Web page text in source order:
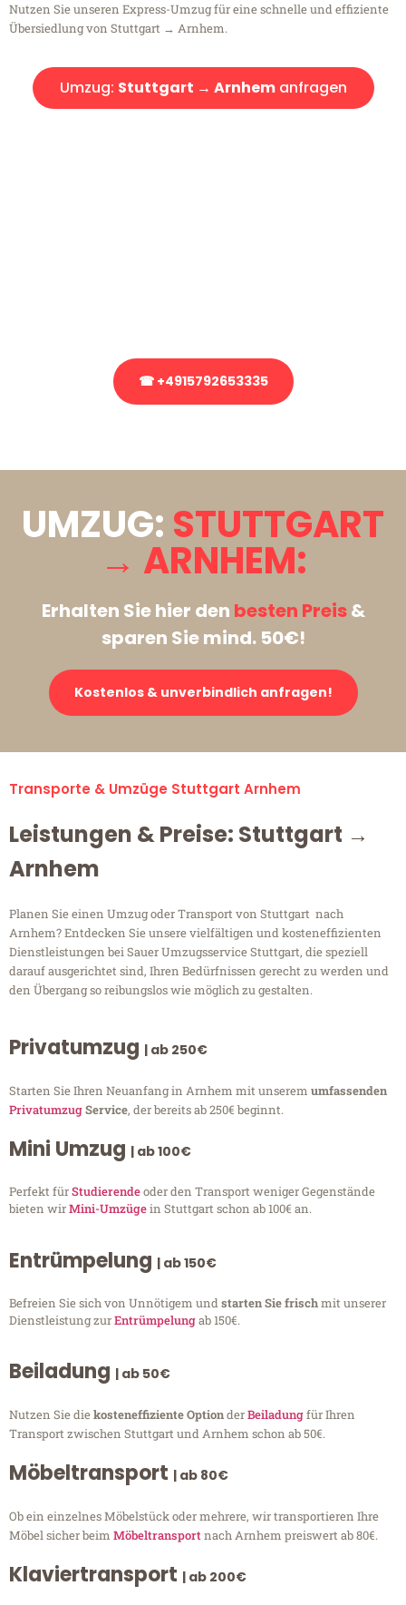
Nutzen Sie unseren Express-Umzug für eine schnelle und effiziente
Übersiedlung von Stuttgart → Arnhem.
Umzug: Stuttgart → Arnhemanfragen
☎ +4915792653335
UMZUG: STUTTGART
→ ARNHEM:
Erhalten Sie hier den besten Preis&
sparen Sie mind. 50€!
Kostenlos & unverbindlich anfragen!
Transporte & Umzüge Stuttgart Arnhem
Leistungen & Preise: Stuttgart →
Arnhem
Planen Sie einen Umzug oder Transport von Stuttgart nach
Arnhem? Entdecken Sie unsere vielfältigen und kosteneffizienten
Dienstleistungen bei Sauer Umzugsservice Stuttgart, die speziell
darauf ausgerichtet sind, Ihren Bedürfnissen gerecht zu werden und
den Übergang so reibungslos wie möglich zu gestalten.
Privatumzug | ab 250€
Starten Sie Ihren Neuanfang in Arnhem mit unserem umfassenden
PrivatumzugService, der bereits ab 250€ beginnt.
Mini Umzug | ab 100€
Perfekt fürStudierendeoder den Transport weniger Gegenstände
bieten wirMini-Umzügein Stuttgart schon ab 100€ an.
Entrümpelung | ab 150€
Befreien Sie sich von Unnötigem undstarten Sie frischmit unserer
Dienstleistung zurEntrümpelungab 150€.
Beiladung | ab 50€
Nutzen Sie diekosteneffiziente OptionderBeiladungfür Ihren
Transport zwischen Stuttgart und Arnhem schon ab 50€.
Möbeltransport | ab 80€
Ob ein einzelnes Möbelstück oder mehrere, wir transportieren Ihre
Möbel sicher beim Möbeltransportnach Arnhem preiswert ab 80€.
Klaviertransport | ab 200€